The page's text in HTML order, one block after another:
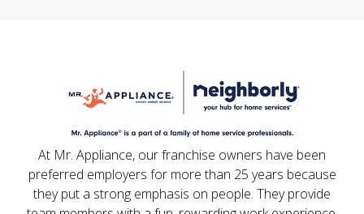
At Mr. Appliance, our franchise owners have been
preferred employers for more than 25 years because
they put a strong emphasis on people. They provide